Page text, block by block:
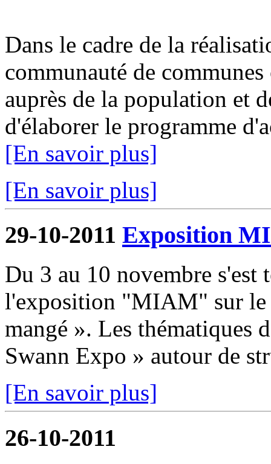
Dans le cadre de la
communauté de
auprès de la population et
d'élaborer le programme
[En savoir plus]
[En savoir plus]
29-10-2011 Exposition
Du 3 au 10 novembre
l'exposition "MIAM" sur le
mangé ». Les thématiques
Swann Expo » autour de
[En savoir plus]
26-10-2011